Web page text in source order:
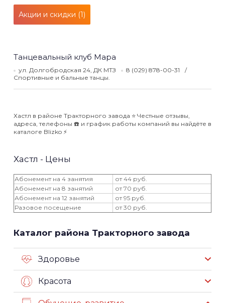
Акции и скидки (1)
Танцевальный клуб Мара
ул. Долгобродская 24, ДК МТЗ
8 (029) 878-00-31
Спортивные и бальные танцы.
Хастл в районе Тракторного завода ⭐️ Честные отзывы,
адреса, телефоны ☎️ и график работы компаний вы найдёте в
каталоге Blizko ⚡️
Хастл - Цены
Абонемент на 4 занятия
от 44 руб.
Абонемент на 8 занятий
от 70 руб.
Абонемент на 12 занятий
от 95 руб.
Разовое посещение
от 30 руб.
Каталог района Тракторного завода
Здоровье
Красота